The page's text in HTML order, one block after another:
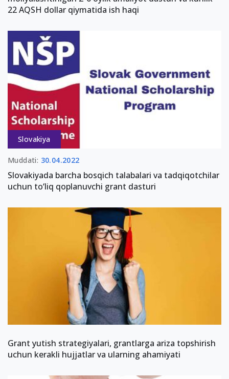
22 AQSH dollar qiymatida ish haqi
Slovakiya
Muddati: 30.04.2022
Slovakiyada barcha bosqich talabalari va tadqiqotchilar
uchun to‘liq qoplanuvchi grant dasturi
Grant yutish strategiyalari, grantlarga ariza topshirish
uchun kerakli hujjatlar va ularning ahamiyati